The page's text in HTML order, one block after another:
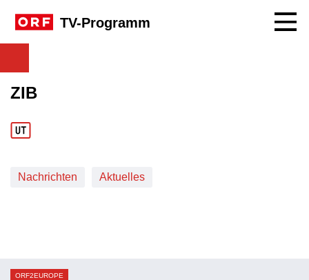
TV-Programm
ZIB
Nachrichten Aktuelles
ORF2EUROPE